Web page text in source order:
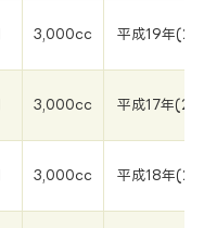
3,000cc 平成19年
3,000cc 平成17年
3,000cc 平成18年